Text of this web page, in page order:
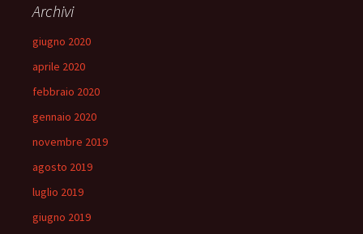
Archivi
giugno 2020
aprile 2020
febbraio 2020
gennaio 2020
novembre 2019
agosto 2019
luglio 2019
giugno 2019